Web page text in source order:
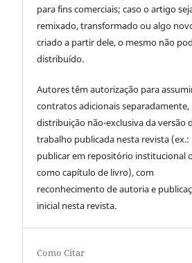
para fins comerciais; caso o artigo
remixado, transformado ou algo
criado a partir dele, o mesmo não
distribuído.
Autores têm autorização para
contratos adicionais separadamente,
distribuição não-exclusiva da versão
trabalho publicada nesta revista (ex.:
publicar em repositório institucional
como capítulo de livro), com
reconhecimento de autoria e
inicial nesta revista.
Como Citar